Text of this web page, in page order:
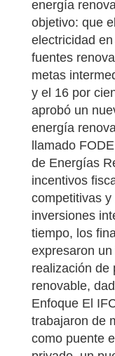
energía
objetivo: que
electricidad
fuentes
metas
y el 16 por
aprobó un
energía
llamado
de Energías
incentivos
competitivas
inversiones
tiempo, los
expresaron
realización de
renovable,
Enfoque El
trabajaron de
como puente